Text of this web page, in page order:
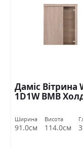
Даміс Вітрина
1D1W ВМВ
Ширина
91.0см
Висота
114.0см